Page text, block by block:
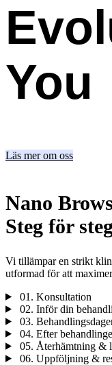
You
Läs mer om oss
Nano Brows
Steg för steg
Vi tillämpar en strikt
utformad för att
01. Konsultation
02. Inför din
03.
04. Efter
05. Återhämtning &
06. Uppföljning &